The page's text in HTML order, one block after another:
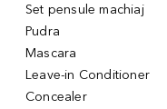
Set pensule machiaj
Pudra
Mascara
Leave-in Conditioner
Concealer